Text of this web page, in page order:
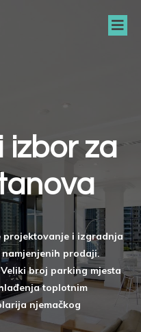
izbor za
projektovanje i izgradnja
prodaji.
broj parking mjesta
toplotnim
njemačkog